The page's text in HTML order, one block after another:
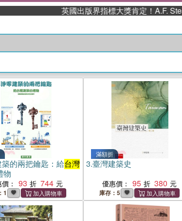
英國出版界指標大獎肯定！A.F. Steadman
的兩把鑰匙：給台灣
物
： 93 744
1
滿額折
3.臺灣建築史
優惠價： 95 380
庫存：5